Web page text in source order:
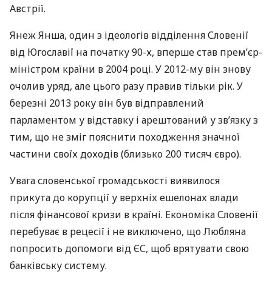
Австрії.
Янеж Янша, один з ідеологів відділення Словенії
від Югославії на початку 90-х, вперше став прем’єр-
міністром країни в 2004 році. У 2012-му він знову
очолив уряд, але цього разу правив тільки рік. У
березні 2013 року він був відправлений
парламентом у відставку і арештований у зв’язку з
тим, що не зміг пояснити походження значної
частини своїх доходів (близько 200 тисяч євро).
Увага словенської громадськості виявилося
прикута до корупції у верхніх ешелонах влади
після фінансової кризи в країні. Економіка Словенії
перебуває в рецесії і не виключено, що Любляна
попросить допомоги від ЄС, щоб врятувати свою
банківську систему.